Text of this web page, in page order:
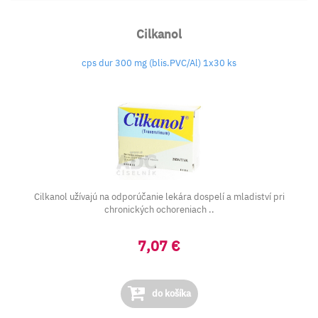
Cilkanol
cps dur 300 mg (blis.PVC/Al) 1x30 ks
Cilkanol užívajú na odporúčanie lekára dospelí a mladiství pri
chronických ochoreniach ..
7,07 €
do košíka